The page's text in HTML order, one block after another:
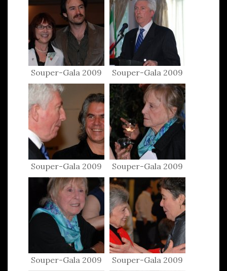
Souper-Gala 2009 Souper-Gala 2009
Souper-Gala 2009 Souper-Gala 2009
Souper-Gala 2009 Souper-Gala 2009